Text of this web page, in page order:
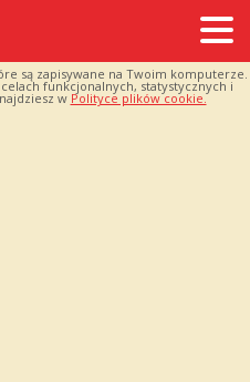
są zapisywane na Twoim komputerze.
funkcjonalnych, statystycznych i
w Polityce plików cookie.